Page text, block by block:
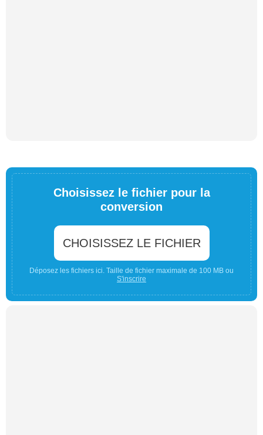
Choisissez le fichier pour la
conversion
CHOISISSEZ LE FICHIER
Déposez les fichiers ici. Taille de fichier maximale de 100 MB ou
S'inscrire